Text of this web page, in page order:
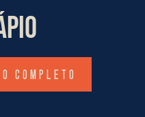
COMPLETO